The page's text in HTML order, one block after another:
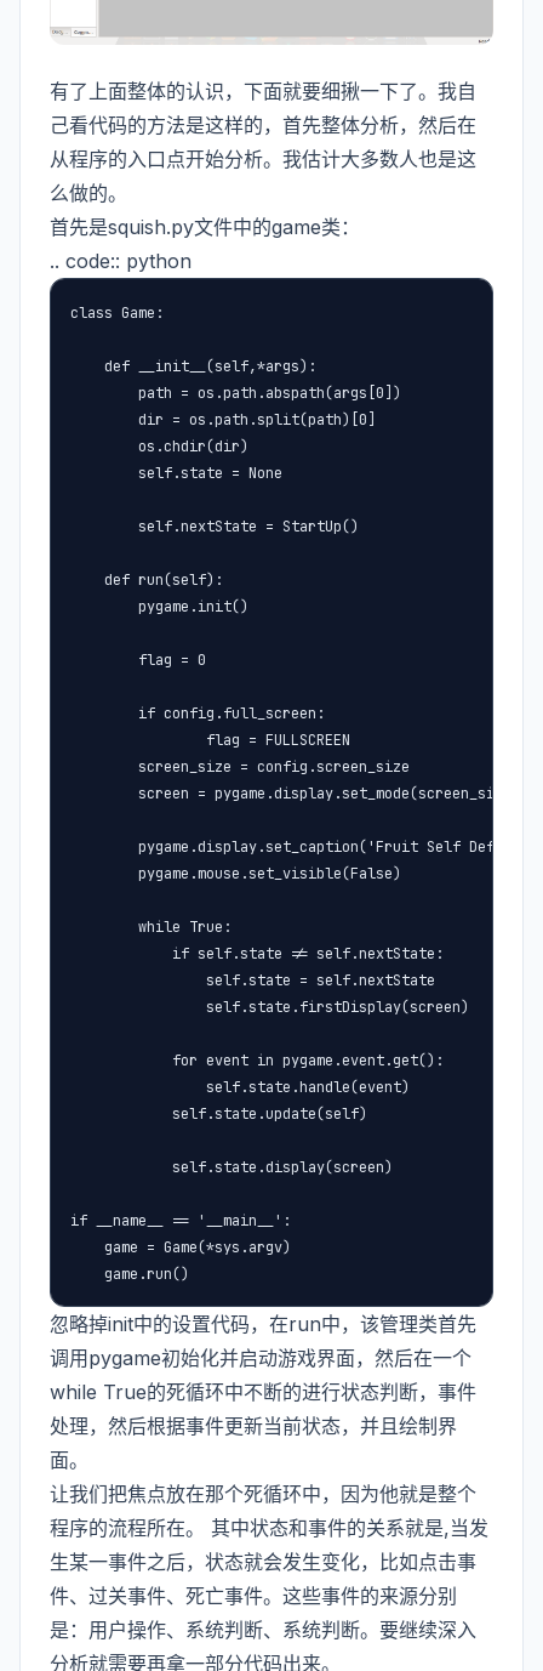
有了上面整体的认识，下面就要细揪一下了。我自
己看代码的方法是这样的，首先整体分析，然后在
从程序的入口点开始分析。我估计大多数人也是这
么做的。
首先是squish.py文件中的game类：
.. code:: python
class Game:
    def __init__(self,*args):
        path = os.path.abspath(args[0])
        dir = os.path.split(path)[0]
        os.chdir(dir)
        self.state = None
        self.nextState = StartUp()
    def run(self):
        pygame.init()
        flag = 0
        if config.full_screen:
                flag = FULLSCREEN
        screen_size = config.screen_size
screen =
pygame.display.set_caption('Fruit Self
        pygame.mouse.set_visible(False)
        while True:
            if self.state != self.nextState:
                self.state = self.nextState
                self.state.firstDisplay(screen)
            for event in pygame.event.get():
                self.state.handle(event)
            self.state.update(self)
            self.state.display(screen)
if __name__ == '__main__':
    game = Game(*sys.argv)
    game.run()
忽略掉init中的设置代码，在run中，该管理类首先
调用pygame初始化并启动游戏界面，然后在一个
while True的死循环中不断的进行状态判断，事件
处理，然后根据事件更新当前状态，并且绘制界
面。
让我们把焦点放在那个死循环中，因为他就是整个
程序的流程所在。 其中状态和事件的关系就是,当发
生某一事件之后，状态就会发生变化，比如点击事
件、过关事件、死亡事件。这些事件的来源分别
是：用户操作、系统判断、系统判断。要继续深入
分析就需要再拿一部分代码出来。